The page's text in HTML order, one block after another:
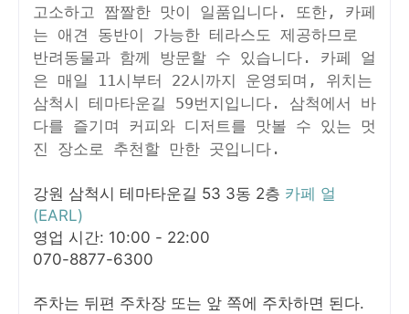
고소하고 짭짤한 맛이 일품입니다. 또한, 카페
는 애견 동반이 가능한 테라스도 제공하므로
반려동물과 함께 방문할 수 있습니다. 카페 얼
은 매일 11시부터 22시까지 운영되며, 위치는
삼척시 테마타운길 59번지입니다. 삼척에서 바
다를 즐기며 커피와 디저트를 맛볼 수 있는 멋
진 장소로 추천할 만한 곳입니다.
강원 삼척시 테마타운길 53 3동 2층 카페 얼
(EARL)
영업 시간: 10:00 - 22:00
070-8877-6300
주차는 뒤편 주차장 또는 앞 쪽에 주차하면 된다.